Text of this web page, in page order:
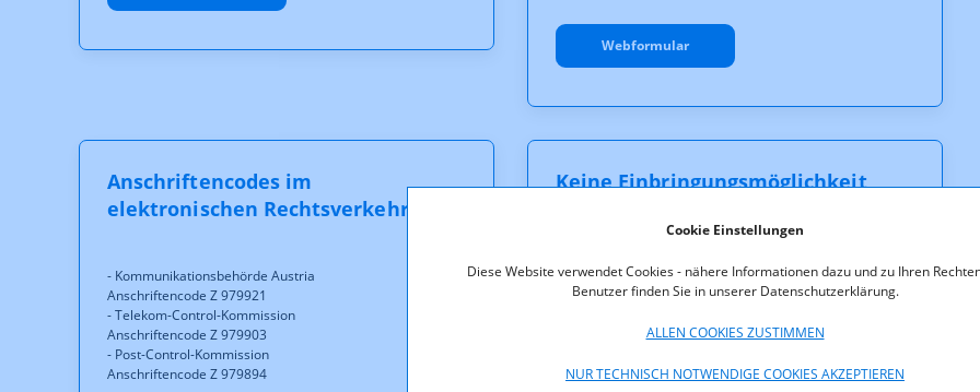
Cookie Einstellungen
Diese Website verwendet Cookies - nähere Informationen dazu und zu Ihren
Benutzer finden Sie in unserer Datenschutzerklärung.
ALLEN COOKIES ZUSTIMMEN
NUR TECHNISCH NOTWENDIGE COOKIES AKZEPTIEREN
Webformular
Anschriftencodes im
elektronischen Rechtsverkehr
- Kommunikationsbehörde Austria
Anschriftencode Z 979921
- Telekom-Control-Kommission
Anschriftencode Z 979903
- Post-Control-Kommission
Anschriftencode Z 979894
Keine Einbringungs­möglichkeit
Bitte beachten Sie unsere Social Media Policy hinsichtlich